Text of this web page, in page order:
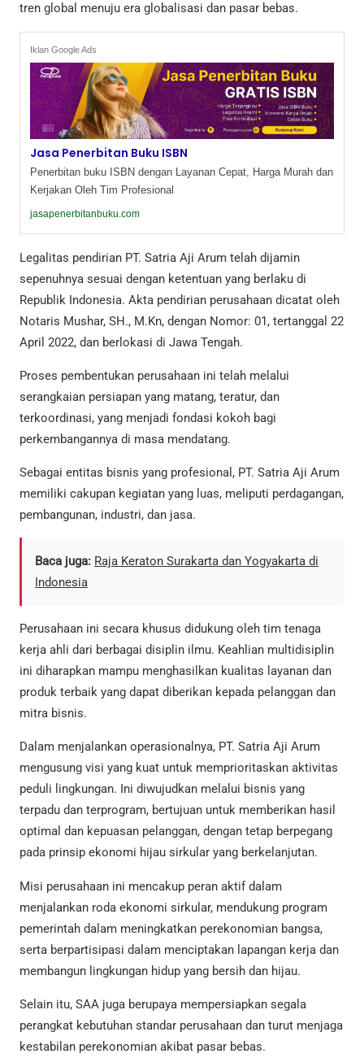
tren global menuju era globalisasi dan pasar bebas.
Iklan Google Ads
Jasa Penerbitan Buku ISBN
Penerbitan buku ISBN dengan Layanan Cepat, Harga Murah dan
Kerjakan Oleh Tim Profesional
jasapenerbitanbuku.com
Legalitas pendirian PT. Satria Aji Arum telah dijamin
sepenuhnya sesuai dengan ketentuan yang berlaku di
Republik Indonesia. Akta pendirian perusahaan dicatat oleh
Notaris Mushar, SH., M.Kn, dengan Nomor: 01, tertanggal 22
April 2022, dan berlokasi di Jawa Tengah.
Proses pembentukan perusahaan ini telah melalui
serangkaian persiapan yang matang, teratur, dan
terkoordinasi, yang menjadi fondasi kokoh bagi
perkembangannya di masa mendatang.
Sebagai entitas bisnis yang profesional, PT. Satria Aji Arum
memiliki cakupan kegiatan yang luas, meliputi perdagangan,
pembangunan, industri, dan jasa.
Baca juga: Raja Keraton Surakarta dan Yogyakarta di
Indonesia
Perusahaan ini secara khusus didukung oleh tim tenaga
kerja ahli dari berbagai disiplin ilmu. Keahlian multidisiplin
ini diharapkan mampu menghasilkan kualitas layanan dan
produk terbaik yang dapat diberikan kepada pelanggan dan
mitra bisnis.
Dalam menjalankan operasionalnya, PT. Satria Aji Arum
mengusung visi yang kuat untuk memprioritaskan aktivitas
peduli lingkungan. Ini diwujudkan melalui bisnis yang
terpadu dan terprogram, bertujuan untuk memberikan hasil
optimal dan kepuasan pelanggan, dengan tetap berpegang
pada prinsip ekonomi hijau sirkular yang berkelanjutan.
Misi perusahaan ini mencakup peran aktif dalam
menjalankan roda ekonomi sirkular, mendukung program
pemerintah dalam meningkatkan perekonomian bangsa,
serta berpartisipasi dalam menciptakan lapangan kerja dan
membangun lingkungan hidup yang bersih dan hijau.
Selain itu, SAA juga berupaya mempersiapkan segala
perangkat kebutuhan standar perusahaan dan turut menjaga
kestabilan perekonomian akibat pasar bebas.